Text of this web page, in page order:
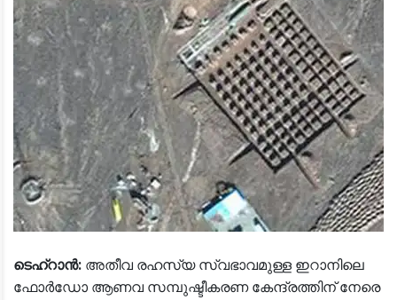
ടെഹ്‌റാൻ: അതീവ രഹസ്യ സ്വഭാവമുള്ള ഇറാനിലെ
ഫോർഡോ ആണവ സമ്പുഷ്ടീകരണ കേന്ദ്രത്തിന് നേരെ